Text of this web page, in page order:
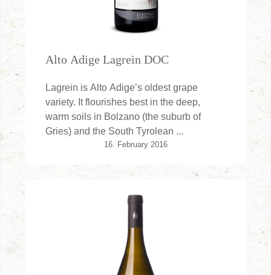
Alto Adige Lagrein DOC
Lagrein is Alto Adige’s oldest grape
variety. It flourishes best in the deep,
warm soils in Bolzano (the suburb of
Gries) and the South Tyrolean ...
16. February 2016